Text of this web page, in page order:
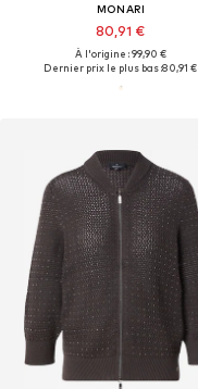
MONARI
80,91 €
À l'origine : 99,90 €
Dernier prix le plus bas :80,91 €